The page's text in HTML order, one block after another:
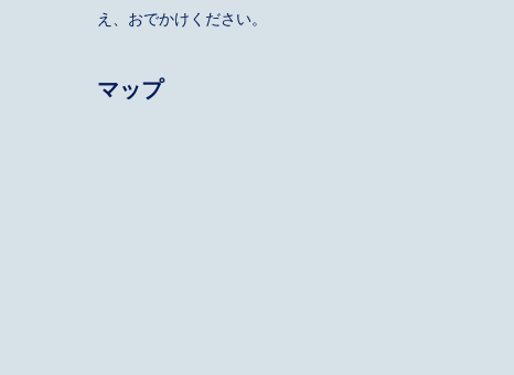
え、おでかけください。
マップ